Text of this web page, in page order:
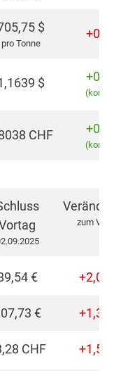
$
pro Tonne
$
CHF
zum
€
€
CHF